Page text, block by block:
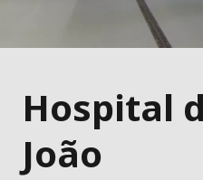
Hospital
João